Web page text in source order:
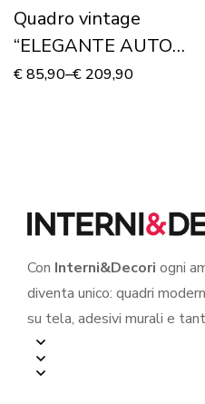
Quadro vintage
“ELEGANTE AUTO
D’EPOCA” – Stampa
€85,90–€ 209,90
Con Interni&Decori ogni
diventa unico: quadri
su tela, adesivi murali e